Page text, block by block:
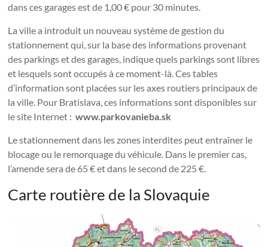
dans ces garages est de 1,00 € pour 30 minutes.
La ville a introduit un nouveau système de gestion du
stationnement qui, sur la base des informations provenant
des parkings et des garages, indique quels parkings sont libres
et lesquels sont occupés à ce moment-là. Ces tables
d’information sont placées sur les axes routiers principaux de
la ville. Pour Bratislava, ces informations sont disponibles sur
le site Internet :www.parkovanieba.sk
Le stationnement dans les zones interdites peut entraîner le
blocage ou le remorquage du véhicule. Dans le premier cas,
l’amende sera de 65 € et dans le second de 225 €.
Carte routière de la Slovaquie